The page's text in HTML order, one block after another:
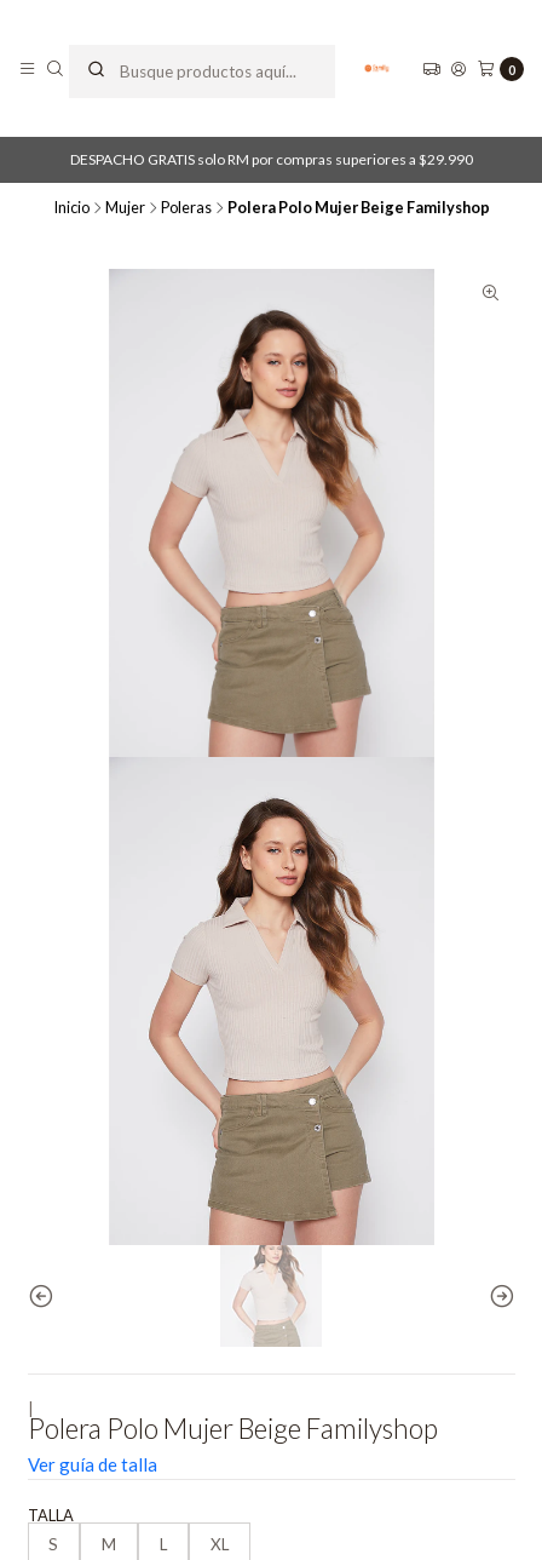
0
DESPACHO GRATIS solo RM por compras superiores a $29.990
Inicio Mujer Poleras Polera Polo Mujer Beige Familyshop
Polera Polo Mujer Beige Familyshop
Ver guía de talla
TALLA
S
M L XL